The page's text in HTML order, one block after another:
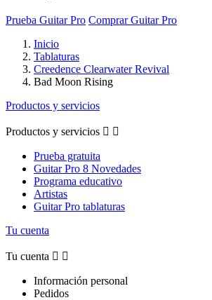
Prueba Guitar Pro Comprar Guitar Pro
Inicio
Tablaturas
Creedence Clearwater Revival
Bad Moon Rising
Productos y servicios
Productos y servicios  
Prueba gratuita
Guitar Pro 8 Novedades
Programa educativo
Artistas
Guitar Pro tablaturas
Tu cuenta
Tu cuenta  
Información personal
Pedidos